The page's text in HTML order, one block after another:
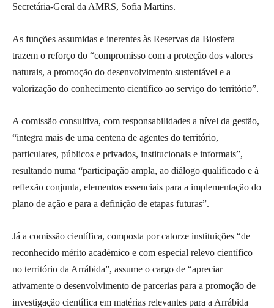
Secretária-Geral da AMRS, Sofia Martins.
As funções assumidas e inerentes às Reservas da Biosfera
trazem o reforço do “compromisso com a proteção dos valores
naturais, a promoção do desenvolvimento sustentável e a
valorização do conhecimento científico ao serviço do território”.
A comissão consultiva, com responsabilidades a nível da gestão,
“integra mais de uma centena de agentes do território,
particulares, públicos e privados, institucionais e informais”,
resultando numa “participação ampla, ao diálogo qualificado e à
reflexão conjunta, elementos essenciais para a implementação do
plano de ação e para a definição de etapas futuras”.
Já a comissão científica, composta por catorze instituições “de
reconhecido mérito académico e com especial relevo científico
no território da Arrábida”, assume o cargo de “apreciar
ativamente o desenvolvimento de parcerias para a promoção de
investigação científica em matérias relevantes para a Arrábida